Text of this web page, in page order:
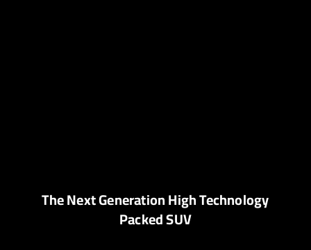
The Next Generation High Technology
Packed SUV